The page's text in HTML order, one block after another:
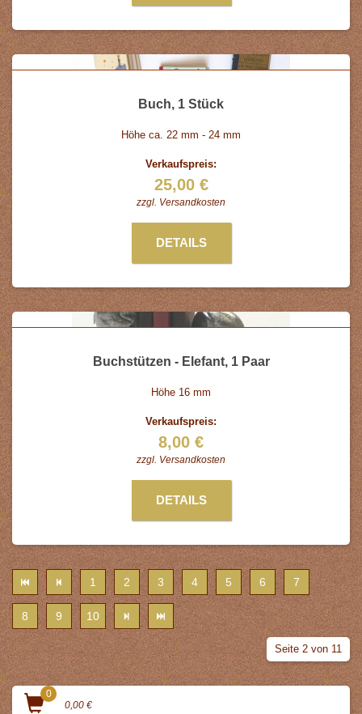
Buch, 1 Stück
Höhe ca. 22 mm - 24 mm
Verkaufspreis:
25,00 €
zzgl. Versandkosten
DETAILS
Buchstützen - Elefant, 1 Paar
Höhe 16 mm
Verkaufspreis:
8,00 €
zzgl. Versandkosten
DETAILS
1 2 3 4 5 6 7
8 9 10
Seite 2 von 11
0
0,00 €